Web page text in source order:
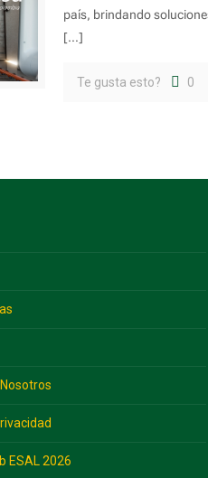
país, brindando
[…]
Te gusta esto? 0
ESAL 2026